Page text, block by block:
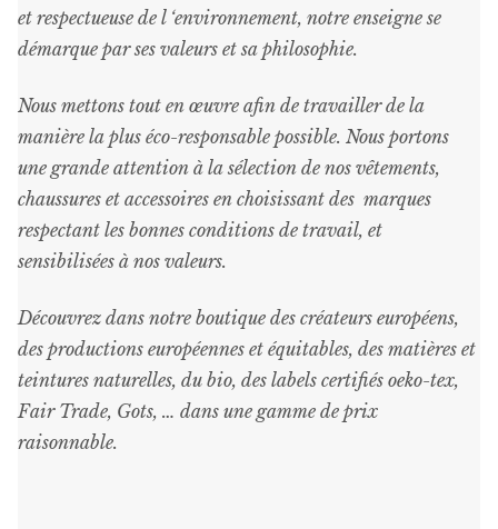
et respectueuse de l ‘environnement, notre enseigne se
démarque par ses valeurs et sa philosophie.
Nous mettons tout en œuvre afin de travailler de la
manière la plus éco-responsable possible. Nous portons
une grande attention à la sélection de nos vêtements,
chaussures et accessoires en choisissant des marques
respectant les bonnes conditions de travail, et
sensibilisées à nos valeurs.
Découvrez dans notre boutique des créateurs européens,
des productions européennes et équitables, des matières et
teintures naturelles, du bio, des labels certifiés oeko-tex,
Fair Trade, Gots, … dans une gamme de prix
raisonnable.